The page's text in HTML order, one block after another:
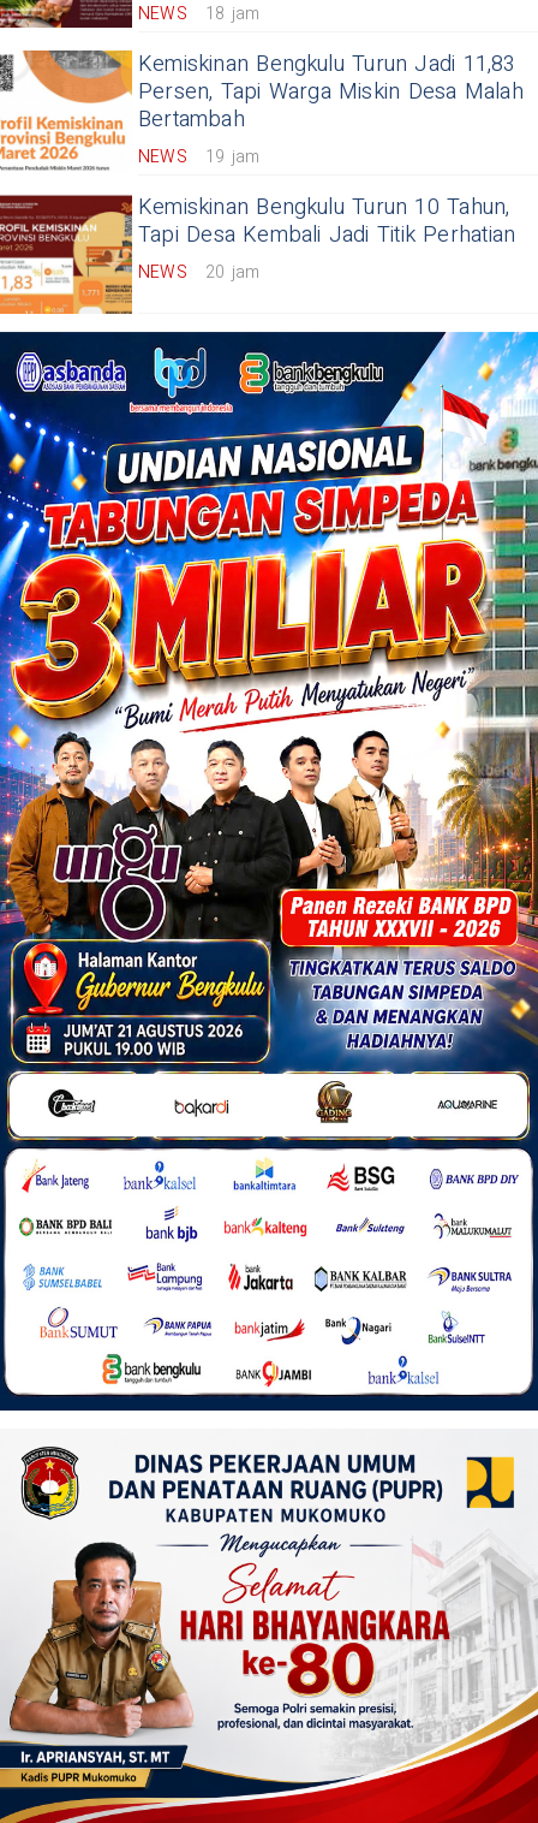
NEWS 18 jam
Kemiskinan Bengkulu Turun Jadi 11,83
Persen, Tapi Warga Miskin Desa Malah
Bertambah
NEWS 19 jam
Kemiskinan Bengkulu Turun 10 Tahun,
Tapi Desa Kembali Jadi Titik Perhatian
NEWS 20 jam